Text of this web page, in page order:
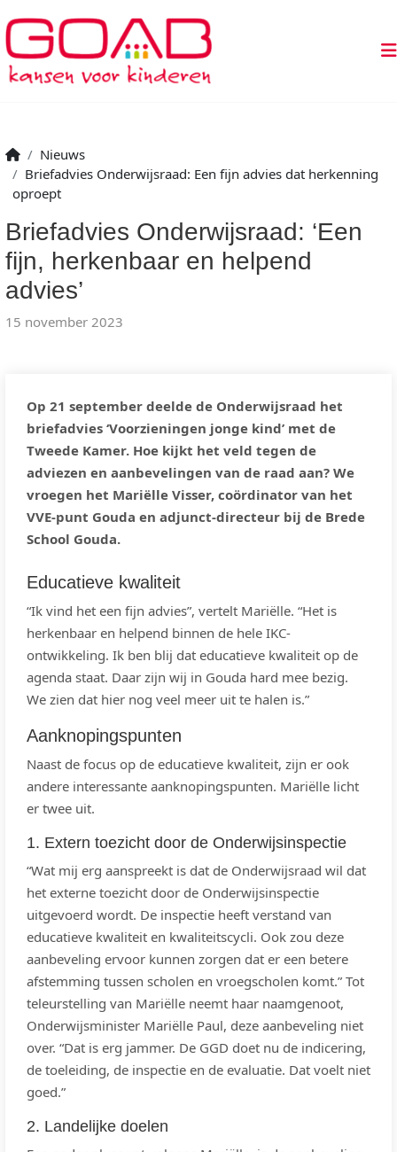
Nieuws
Briefadvies Onderwijsraad: Een fijn advies dat herkenning
oproept
Briefadvies Onderwijsraad: ‘Een
fijn, herkenbaar en helpend
advies’
15 november 2023
Op 21 september deelde de Onderwijsraad het
briefadvies ‘Voorzieningen jonge kind’ met de
Tweede Kamer. Hoe kijkt het veld tegen de
adviezen en aanbevelingen van de raad aan? We
vroegen het Mariëlle Visser, coördinator van het
VVE-punt Gouda en adjunct-directeur bij de Brede
School Gouda.
Educatieve kwaliteit
“Ik vind het een fijn advies”, vertelt Mariëlle. “Het is
herkenbaar en helpend binnen de hele IKC-
ontwikkeling. Ik ben blij dat educatieve kwaliteit op de
agenda staat. Daar zijn wij in Gouda hard mee bezig.
We zien dat hier nog veel meer uit te halen is.”
Aanknopingspunten
Naast de focus op de educatieve kwaliteit, zijn er ook
andere interessante aanknopingspunten. Mariëlle licht
er twee uit.
1. Extern toezicht door de Onderwijsinspectie
“Wat mij erg aanspreekt is dat de Onderwijsraad wil dat
het externe toezicht door de Onderwijsinspectie
uitgevoerd wordt. De inspectie heeft verstand van
educatieve kwaliteit en kwaliteitscycli. Ook zou deze
aanbeveling ervoor kunnen zorgen dat er een betere
afstemming tussen scholen en vroegscholen komt.” Tot
teleurstelling van Mariëlle neemt haar naamgenoot,
Onderwijsminister Mariëlle Paul, deze aanbeveling niet
over. “Dat is erg jammer. De GGD doet nu de indicering,
de toeleiding, de inspectie en de evaluatie. Dat voelt niet
goed.”
2. Landelijke doelen